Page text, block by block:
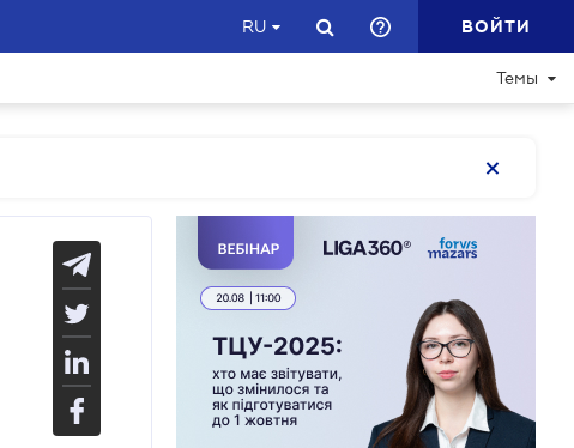
RU ВОЙТИ
Темы